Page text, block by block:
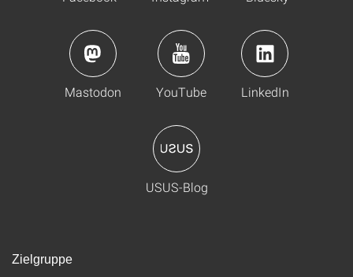
Mastodon YouTube LinkedIn
USUS-Blog
Zielgruppe